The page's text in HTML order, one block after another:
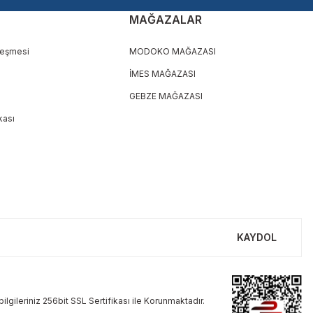
MAĞAZALAR
MODOKO MAĞAZASI
İMES MAĞAZASI
GEBZE MAĞAZASI
KAYDOL
256bit SSL Sertifikası ile Korunmaktadır.